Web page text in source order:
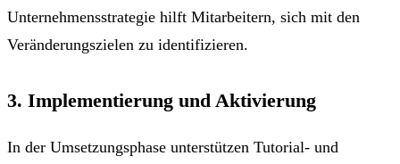
Unternehmensstrategie hilft Mitarbeitern, sich mit den
Veränderungszielen zu identifizieren.
3. Implementierung und Aktivierung
In der Umsetzungsphase unterstützen Tutorial- und